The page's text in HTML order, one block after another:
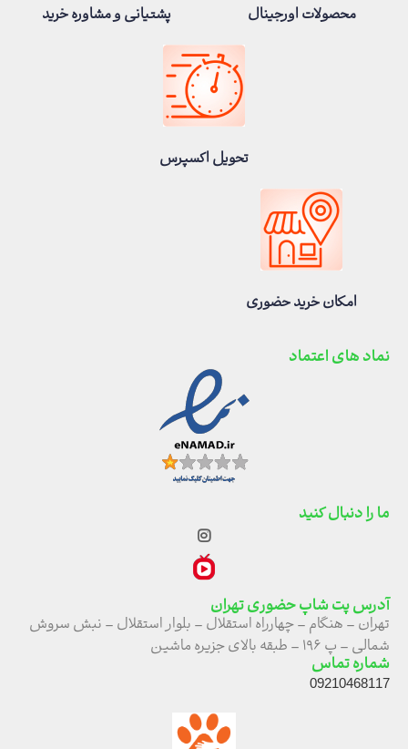
محصولات اورجینال پشتیانی و مشاوره خرید
تحویل اکسپرس
امکان خرید حضوری
آدرس پت شاپ حضوری تهران
تهران – هنگام – چهارراه استقلال – بلوار استقلال – نبش سروش
شمالی – پ ۱۹۶ – طبقه بالای جزیره ماشین
شماره تماس
09210468117
ما را دنبال کنید
نماد های اعتماد